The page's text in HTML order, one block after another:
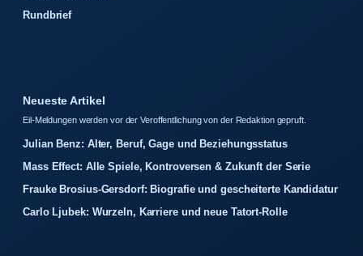
Rundbrief
Neueste Artikel
Eil-Meldungen werden vor der Veroffentlichung von der Redaktion gepruft.
Julian Benz: Alter, Beruf, Gage und Beziehungsstatus
Mass Effect: Alle Spiele, Kontroversen & Zukunft der Serie
Frauke Brosius-Gersdorf: Biografie und gescheiterte Kandidatur
Carlo Ljubek: Wurzeln, Karriere und neue Tatort-Rolle